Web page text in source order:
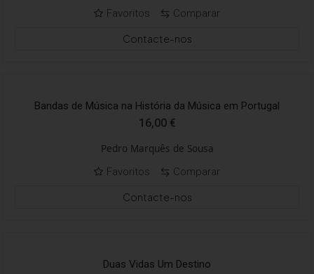
Favoritos
Comparar
Contacte-nos
Bandas de Música na História da Música em Portugal
16,00 €
Pedro Marquês de Sousa
Favoritos
Comparar
Contacte-nos
Duas Vidas Um Destino